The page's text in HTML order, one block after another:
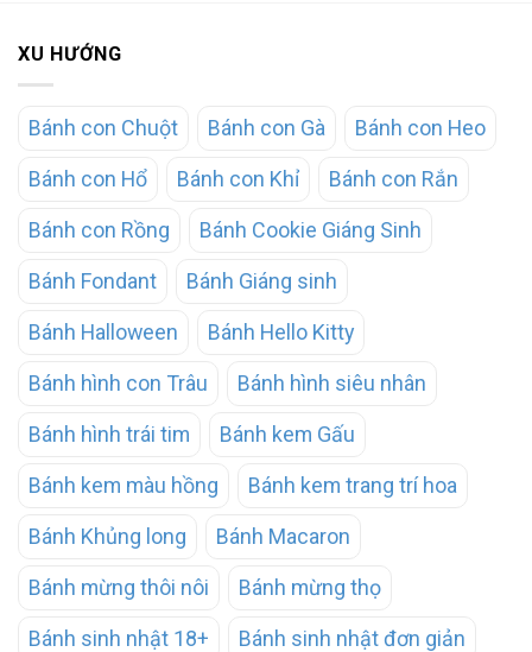
XU HƯỚNG
Bánh con Chuột Bánh con Gà Bánh con Heo
Bánh con Hổ Bánh con Khỉ Bánh con Rắn
Bánh con Rồng Bánh Cookie Giáng Sinh
Bánh Fondant Bánh Giáng sinh
Bánh Halloween Bánh Hello Kitty
Bánh hình con Trâu Bánh hình siêu nhân
Bánh hình trái tim Bánh kem Gấu
Bánh kem màu hồng Bánh kem trang trí hoa
Bánh Khủng long Bánh Macaron
Bánh mừng thôi nôi Bánh mừng thọ
Bánh sinh nhật 18+ Bánh sinh nhật đơn giản